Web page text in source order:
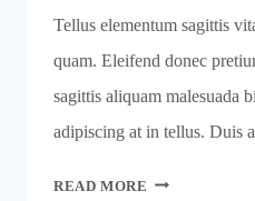
Tellus elementum sagittis
quam. Eleifend donec
sagittis aliquam malesuada
adipiscing at in tellus. Duis
READ MORE POWER